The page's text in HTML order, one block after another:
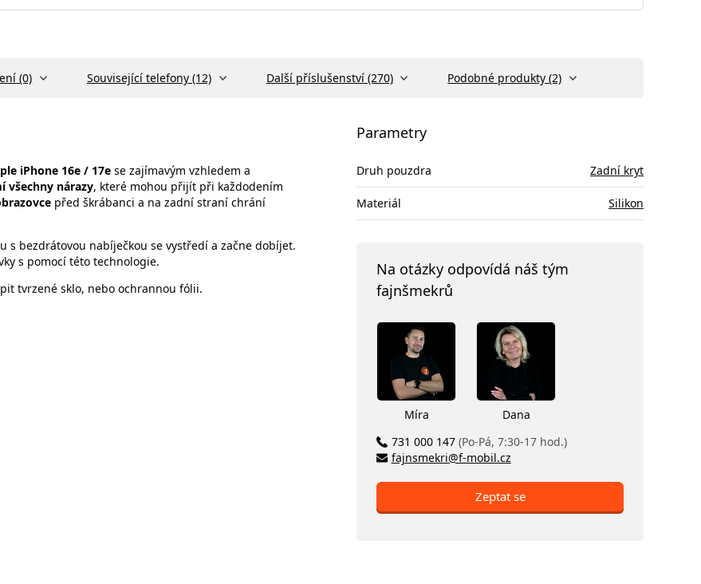
(0) Související telefony (12) Další příslušenství (270) Podobné produkty (2)
iPhone 16e / 17e se zajímavým vzhledem a
všechny nárazy, které mohou přijít při každodením
před škrábanci a na zadní straní chrání
s bezdrátovou nabíječkou se vystředí a začne dobíjet.
s pomocí této technologie.
tvrzené sklo, nebo ochrannou fólii.
Parametry
Druh pouzdra Zadní kryt
Materiál Silikon
Na otázky odpovídá náš tým
fajnšmekrů
Míra
Dana
731 000 147 (Po-Pá, 7:30-17 hod.)
fajnsmekri@f-mobil.cz
Zeptat se